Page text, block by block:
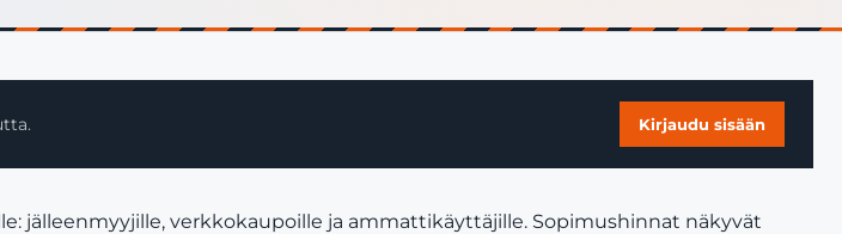
Kirjaudu sisään
jälleenmyyjille, verkkokaupoille ja ammattikäyttäjille. Sopimushinnat näkyvät